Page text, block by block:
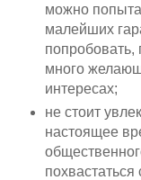
можно
малейших
попробовать,
много
интересах;
не стоит
настоящее